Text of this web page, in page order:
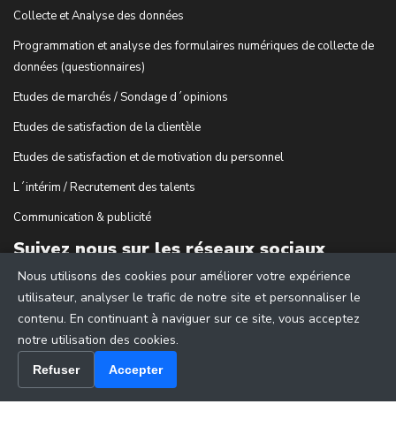
Collecte et Analyse des données
Programmation et analyse des formulaires numériques de collecte de
données (questionnaires)
Etudes de marchés / Sondage d´opinions
Etudes de satisfaction de la clientèle
Etudes de satisfaction et de motivation du personnel
L´intérim / Recrutement des talents
Communication & publicité
Suivez nous sur les réseaux sociaux
Nous utilisons des cookies pour améliorer votre expérience
utilisateur, analyser le trafic de notre site et personnaliser le
contenu. En continuant à naviguer sur ce site, vous acceptez
notre utilisation des cookies.
Refuser Accepter